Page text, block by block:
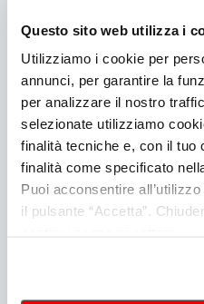
Questo sito web utilizza i
Utilizziamo i cookie per
annunci, per garantire la
per analizzare il nostro
selezionate utilizziamo
finalità tecniche e, con il tuo
finalità come specificato
Puoi acconsentire
il pulsante “Accetta”.
2023
2022
DICEMBRE